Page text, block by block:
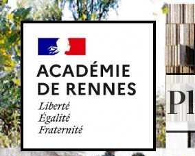
Skip
to
content